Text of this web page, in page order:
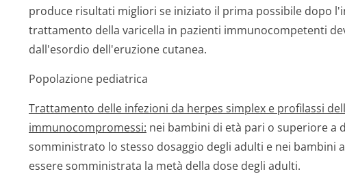
produce risultati migliori se iniziato il prima possibile dopo
trattamento della varicella in pazienti immunocompetenti
dall'esordio dell'eruzione cutanea.
Popolazione pediatrica
Trattamento delle infezioni da herpes simplex e profilassi
immunocompromessi: nei bambini di età pari o superiore a
somministrato lo stesso dosaggio degli adulti e nei bambini
essere somministrata la metà della dose degli adulti.